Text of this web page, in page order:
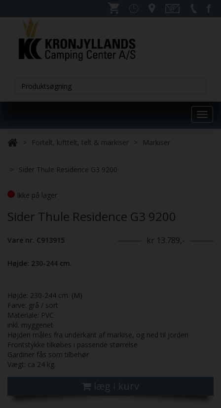
Fortelt, lufttelt, telt & markiser Markiser
Sider Thule Residence G3 9200
Ikke på lager
Sider Thule Residence G3 9200
Vare nr. C913915 kr 13.789,-
Højde: 230-244 cm.
Højde: 230-244 cm. (M)
Farve: grå / sort
Materiale: PVC
inkl. myggenet
Højden måles fra underkant af markise, og ned til jorden
Frontstykke tilkøbes i passende størrelse
Gardiner fås som tilbehør
Vægt: ca 24 kg.
læg i kurv